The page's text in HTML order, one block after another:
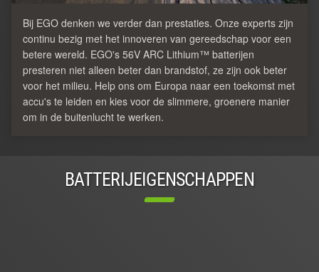
Bij EGO denken we verder dan prestaties. Onze experts zijn
continu bezig met het innoveren van gereedschap voor een
betere wereld. EGO's 56V ARC Lithium™ batterijen
presteren niet alleen beter dan brandstof, ze zijn ook beter
voor het milieu. Help ons om Europa naar een toekomst met
accu's te leiden en kies voor de slimmere, groenere manier
om in de buitenlucht te werken.
BATTERIJEIGENSCHAPPEN